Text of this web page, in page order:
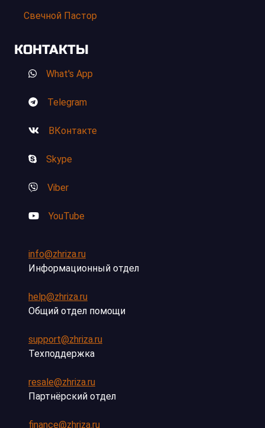
Свечной Пастор
КОНТАКТЫ
What's App
Telegram
ВКонтакте
Skype
Viber
YouTube
info@zhriza.ru
Информационный отдел
help@zhriza.ru
Общий отдел помощи
support@zhriza.ru
Техподдержка
resale@zhriza.ru
Партнёрский отдел
finance@zhriza.ru